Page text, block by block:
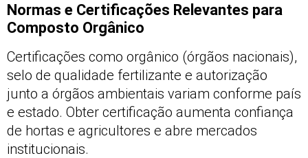
Normas e Certificações Relevantes para
Composto Orgânico
Certificações como orgânico (órgãos nacionais),
selo de qualidade fertilizante e autorização
junto a órgãos ambientais variam conforme país
e estado. Obter certificação aumenta confiança
de hortas e agricultores e abre mercados
institucionais.